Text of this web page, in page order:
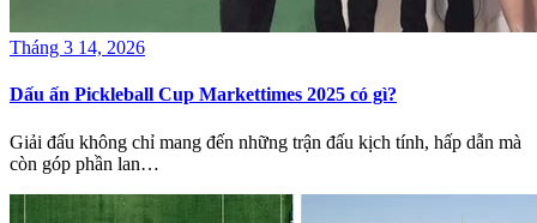
Tháng 3 14, 2026
Dấu ấn Pickleball Cup Markettimes 2025 có gì?
Giải đấu không chỉ mang đến những trận đấu kịch tính, hấp dẫn mà
còn góp phần lan…